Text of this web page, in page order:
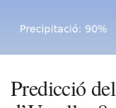
Predicció